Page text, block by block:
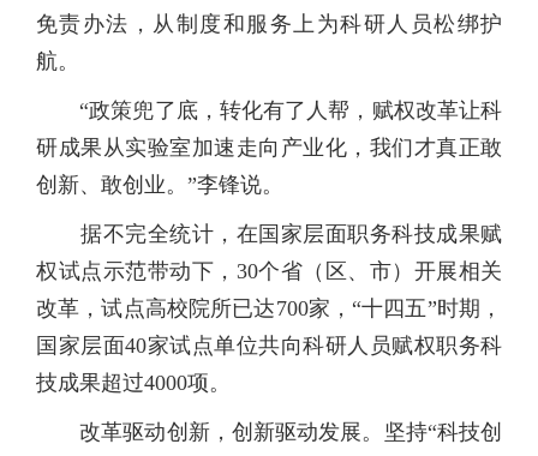
免责办法，从制度和服务上为科研人员松绑护
航。
“政策兜了底，转化有了人帮，赋权改革让科
研成果从实验室加速走向产业化，我们才真正敢
创新、敢创业。”李锋说。
据不完全统计，在国家层面职务科技成果赋
权试点示范带动下，30个省（区、市）开展相关
改革，试点高校院所已达700家，“十四五”时期，
国家层面40家试点单位共向科研人员赋权职务科
技成果超过4000项。
改革驱动创新，创新驱动发展。坚持“科技创